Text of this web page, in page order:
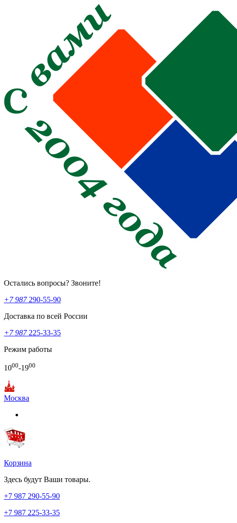
Остались вопросы? Звоните!
+7 987290-55-90
Доставка по всей России
+7 987225-33-35
Режим работы
1000-1900
Москва
Корзина
Здесь будут Ваши товары.
+7 987 290-55-90
+7 987 225-33-35